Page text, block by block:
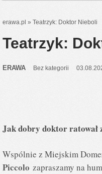
erawa.pl » Teatrzyk: Doktor Nieboli
Teatrzyk:
ERAWA Bez kategorii
Jak dobry doktor ratował
Wspólnie z Miejskim
Piccolo zapraszamy na